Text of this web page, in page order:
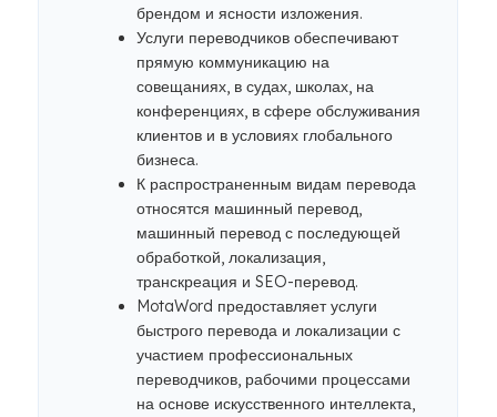
брендом и ясности изложения.
Услуги переводчиков обеспечивают
прямую коммуникацию на
совещаниях, в судах, школах, на
конференциях, в сфере обслуживания
клиентов и в условиях глобального
бизнеса.
К распространенным видам перевода
относятся машинный перевод,
машинный перевод с последующей
обработкой, локализация,
транскреация и SEO-перевод.
MotaWord предоставляет услуги
быстрого перевода и локализации с
участием профессиональных
переводчиков, рабочими процессами
на основе искусственного интеллекта,